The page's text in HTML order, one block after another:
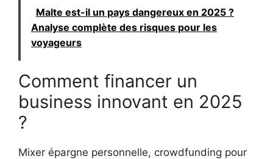
Malte est-il un pays dangereux en 2025 ?
Analyse complète des risques pour les
voyageurs
Comment financer un
business innovant en 2025
?
Mixer épargne personnelle, crowdfunding pour